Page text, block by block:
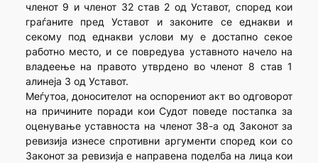
членот 9 и членот 32 став 2 од Уставот, според кои
граѓаните пред Уставот и законите се еднакви и
секому под еднакви услови му е достапно секое
работно место, и се повредува уставното начело на
владеење на правото утврдено во членот 8 став 1
алинеја 3 од Уставот.
Меѓутоа, доносителот на оспорениот акт во одговорот
на причините поради кои Судот поведе постапка за
оценување уставноста на членот 38-а од Законот за
ревизија изнесе спротивни аргументи според кои со
Законот за ревизија е направена поделба на лица кои